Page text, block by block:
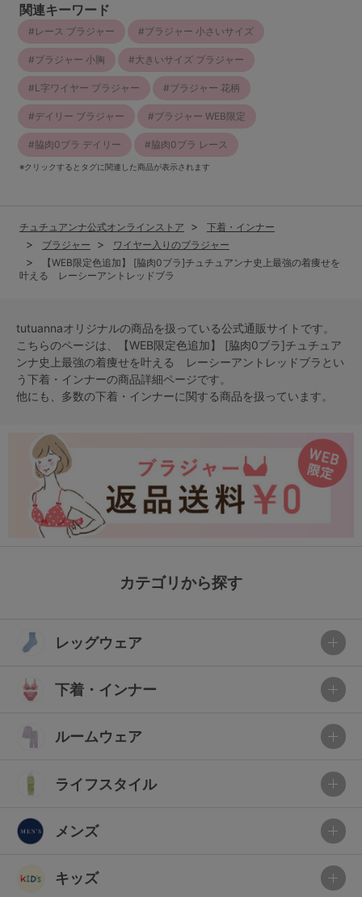
関連キーワード
レース ブラジャー ブラジャー 小さいサイズ
ブラジャー 小胸 大きいサイズ ブラジャー
L字ワイヤー ブラジャー ブラジャー 花柄
デイリー ブラジャー ブラジャー WEB限定
脇肉0ブラ デイリー 脇肉0ブラ レース
※クリックするとタグに関連した商品が表示されます
チュチュアンナ公式オンラインストア
下着・インナー
ブラジャー
ワイヤー入りのブラジャー
【WEB限定色追加】 [脇肉0ブラ]チュチュアンナ史上最強の着痩せを
叶える レーシーアントレッドブラ
tutuannaオリジナルの商品を扱っている公式通販サイトです。
こちらのページは、【WEB限定色追加】 [脇肉0ブラ]チュチュア
ンナ史上最強の着痩せを叶える レーシーアントレッドブラとい
う下着・インナーの商品詳細ページです。
他にも、多数の下着・インナーに関する商品を扱っています。
カテゴリから探す
レッグウェア
下着・インナー
ルームウェア
ライフスタイル
メンズ
キッズ